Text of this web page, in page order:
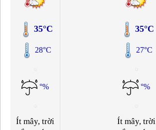
35°C
28°C
°%
Ít mây, trời
35°C
27°C
°%
Ít mây, trời